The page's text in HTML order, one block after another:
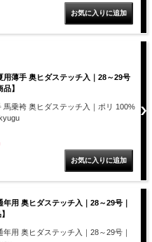
用薄手 奥ヒダステッチ入｜28～29号
】
馬乗袴 奥ヒダステッチ入｜ポリ 100%
用 奥ヒダステッチ入｜28～29号｜
用 奥ヒダステッチ入｜28～29号｜